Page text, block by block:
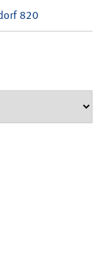
820